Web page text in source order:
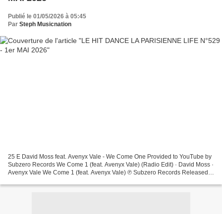
Publié le 01/05/2026 à 05:45
Par Steph Musicnation
25 E David Moss feat. Avenyx Vale - We Come One Provided to YouTube by
Subzero Records We Come 1 (feat. Avenyx Vale) (Radio Edit) · David Moss ·
Avenyx Vale We Come 1 (feat. Avenyx Vale) ℗ Subzero Records Released